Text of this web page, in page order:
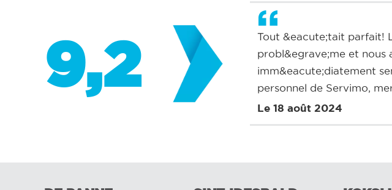
9,2
Tout &eacute;tait parfait!
probl&egrave;me et nous
imm&eacute;diatement
personnel de Servimo,
Le 18 août 2024